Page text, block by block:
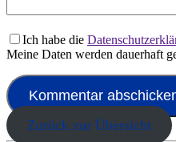
Ich habe die
Meine Daten werden dauerhaft
Zurück zur Übersicht